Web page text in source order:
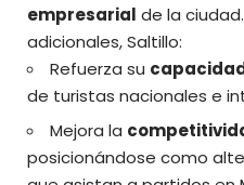
empresarial de la
adicionales, Saltillo:
Refuerza su
de turistas nacionales e
Mejora la
posicionándose como